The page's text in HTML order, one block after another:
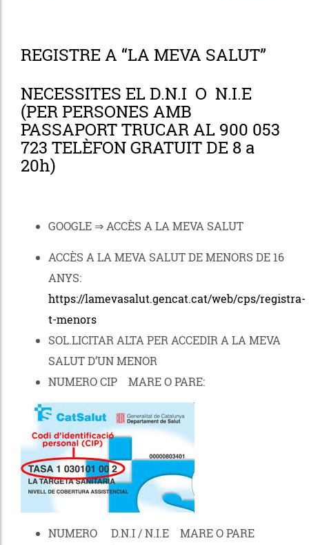
REGISTRE A “LA MEVA SALUT”
NECESSITES EL D.N.I O N.I.E
(PER PERSONES AMB
PASSAPORT TRUCAR AL 900 053
723 TELÈFON GRATUIT DE 8 a
20h)
GOOGLE ⇒ ACCÈS A LA MEVA SALUT
ACCÈS A LA MEVA SALUT DE MENORS DE 16
ANYS:
https://lamevasalut.gencat.cat/web/cps/registra-
t-menors
SOL.LICITAR ALTA PER ACCEDIR A LA MEVA
SALUT D’UN MENOR
NUMERO CIP MARE O PARE:
NUMERO D.N.I / N.I.E MARE O PARE